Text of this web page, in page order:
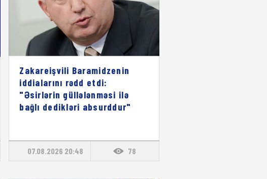
Zakareişvili Baramidzenin
iddialarını rədd etdi:
"Əsirlərin güllələnməsi ilə
bağlı dedikləri absurddur"
07.08.2026 20:48 78